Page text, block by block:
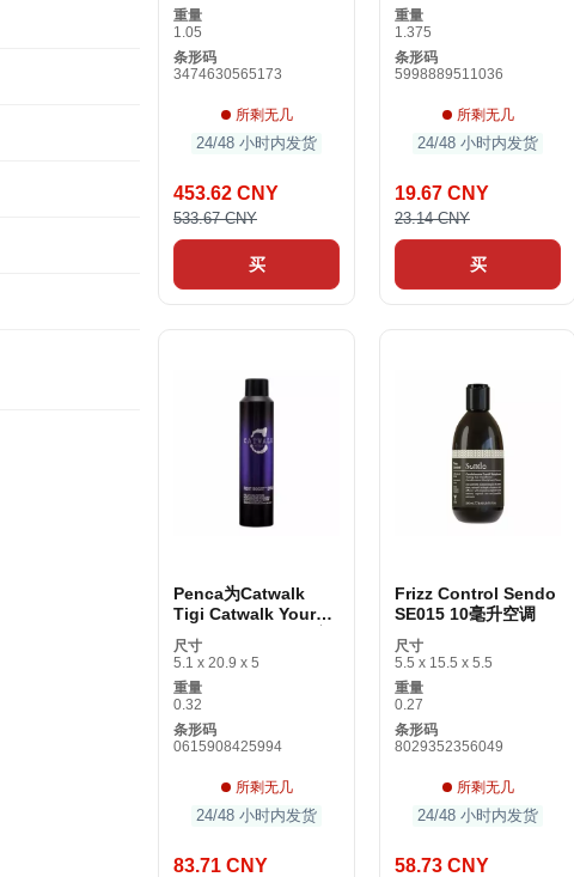
重量
1.05
条形码
3474630565173
所剩无几
24/48 小时内发货
453.62 CNY
533.67 CNY
买
重量
1.375
条形码
5998889511036
所剩无几
24/48 小时内发货
19.67 CNY
23.14 CNY
买
Penca为Catwalk
Tigi Catwalk Your
Highness提供250毫
升的音量
尺寸
5.1 x 20.9 x 5
重量
0.32
条形码
0615908425994
所剩无几
24/48 小时内发货
83.71 CNY
Frizz Control Sendo
SE015 10毫升空调
尺寸
5.5 x 15.5 x 5.5
重量
0.27
条形码
8029352356049
所剩无几
24/48 小时内发货
58.73 CNY